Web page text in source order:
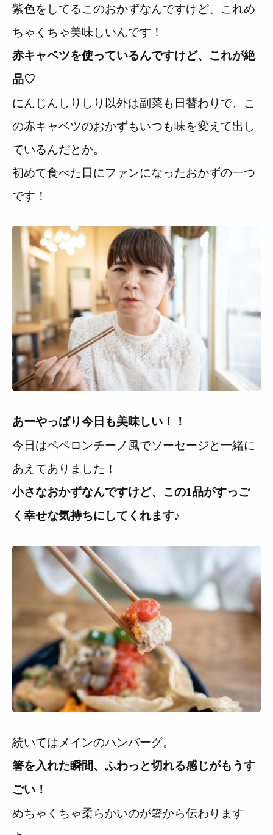
紫色をしてるこのおかずなんですけど、これめ
ちゃくちゃ美味しいんです！
赤キャベツを使っているんですけど、これが絶
品♡
にんじんしりしり以外は副菜も日替わりで、こ
の赤キャベツのおかずもいつも味を変えて出し
ているんだとか。
初めて食べた日にファンになったおかずの一つ
です！
あーやっぱり今日も美味しい！！
今日はペペロンチーノ風でソーセージと一緒に
あえてありました！
小さなおかずなんですけど、この1品がすっご
く幸せな気持ちにしてくれます♪
続いてはメインのハンバーグ。
箸を入れた瞬間、ふわっと切れる感じがもうす
ごい！
めちゃくちゃ柔らかいのが箸から伝わります